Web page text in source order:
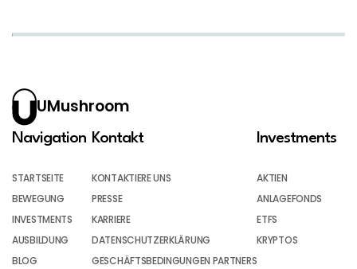
UMushroom
Navigation
STARTSEITE
BEWEGUNG
INVESTMENTS
AUSBILDUNG
BLOG
Kontakt
KONTAKTIERE UNS
PRESSE
KARRIERE
DATENSCHUTZERKLÄRUNG
GESCHÄFTSBEDINGUNGEN PARTNERS
Investments
AKTIEN
ANLAGEFONDS
ETFS
KRYPTOS